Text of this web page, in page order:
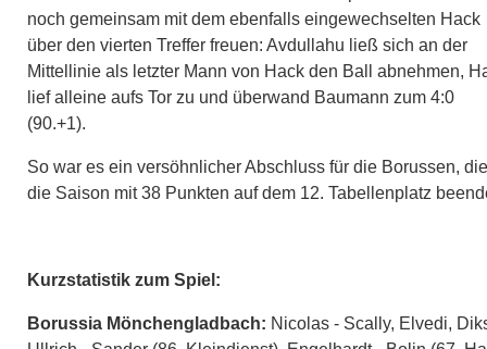
noch gemeinsam mit dem ebenfalls eingewechselten Hack
über den vierten Treffer freuen: Avdullahu ließ sich an der
Mittellinie als letzter Mann von Hack den Ball abnehmen,
lief alleine aufs Tor zu und überwand Baumann zum 4:0
(90.+1).
So war es ein versöhnlicher Abschluss für die Borussen, die
die Saison mit 38 Punkten auf dem 12. Tabellenplatz
Kurzstatistik zum Spiel:
Borussia Mönchengladbach: Nicolas - Scally, Elvedi,